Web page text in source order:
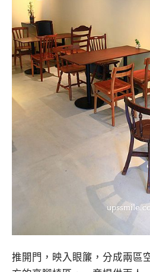
推開門，映入眼簾，分成兩區